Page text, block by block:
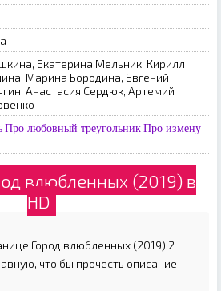
Екатерина Мельник, Кирилл
Марина Бородина, Евгений
Анастасия Сердюк, Артемий
Про любовный треугольник Про измену
влюбленных (2019) в
HD
Город влюбленных (2019) 2
что бы прочесть описание